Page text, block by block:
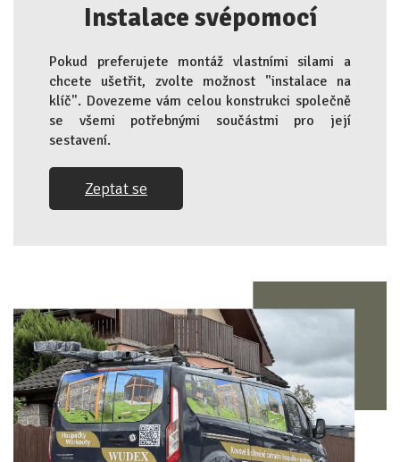
Instalace svépomocí
Pokud preferujete montáž vlastními silami a
chcete ušetřit, zvolte možnost "instalace na
klíč". Dovezeme vám celou konstrukci společně
se všemi potřebnými součástmi pro její
sestavení.
Zeptat se